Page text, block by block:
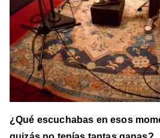
¿Qué escuchabas en esos